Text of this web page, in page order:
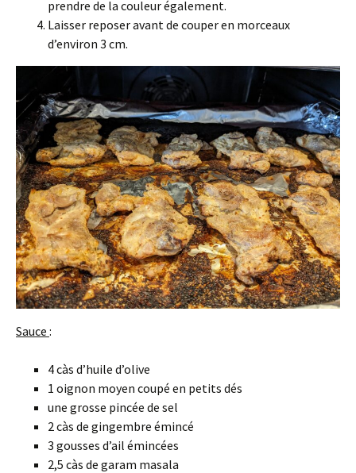
prendre de la couleur également.
Laisser reposer avant de couper en morceaux
d’environ 3 cm.
Sauce :
4 càs d’huile d’olive
1 oignon moyen coupé en petits dés
une grosse pincée de sel
2 càs de gingembre émincé
3 gousses d’ail émincées
2,5 càs de garam masala